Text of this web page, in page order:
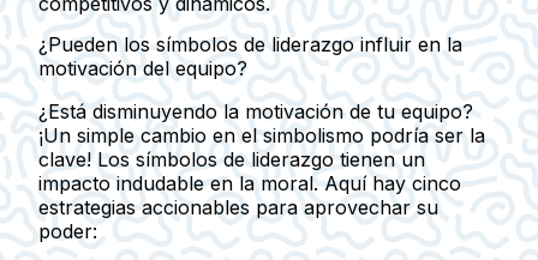
¿Pueden los símbolos de liderazgo influir en la
motivación del equipo?
¿Está disminuyendo la motivación de tu equipo?
¡Un simple cambio en el simbolismo podría ser la
clave! Los símbolos de liderazgo tienen un
impacto indudable en la moral. Aquí hay cinco
estrategias accionables para aprovechar su
poder: